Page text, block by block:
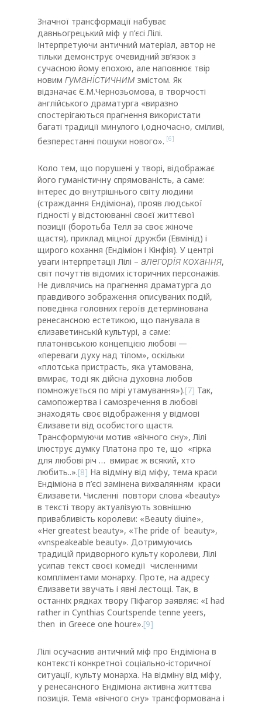
Значної трансформації набуває
давньогрецький міф у п’єсі Лілі.
Інтерпретуючи античний матеріал, автор не
тільки демонструє очевидний зв’язок з
сучасною йому епохою, але наповнює твір
новим гуманістичним змістом. Як
відзначає Є.М.Чернозьомова, в творчості
англійського драматурга «виразно
спостерігаються прагнення використати
багаті традиції минулого і,одночасно, сміливі,
безперестанні пошуки нового». [6]
Коло тем, що порушені у творі, відображає
його гуманістичну спрямованість, а саме:
інтерес до внутрішнього світу людини
(страждання Ендіміона), прояв людської
гідності у відстоюванні своєї життєвої
позиції (боротьба Телл за своє жіноче
щастя), приклад міцної дружби (Евмінід) і
щирого кохання (Ендіміон і Кінфія). У центрі
уваги інтерпретації Лілі – алегорія кохання,
світ почуттів відомих історичних персонажів.
Не дивлячись на прагнення драматурга до
правдивого зображення описуваних подій,
поведінка головних героїв детермінована
ренесансною естетикою, що панувала в
єлизаветинській культурі, а саме:
платонівською концепцією любові —
«переваги духу над тілом», оскільки
«плотська пристрасть, яка утамована,
вмирає, тоді як дійсна духовна любов
помножується по мірі утамування»).[7] Так,
самопожертва і самозречення в любові
знаходять своє відображення у відмові
Єлизавети від особистого щастя.
Трансформуючи мотив «вічного сну», Лілі
ілюструє думку Платона про те, що «гірка
для любові річ … вмирає ж всякий, хто
любить..».[8] На відміну від міфу, тема краси
Ендіміона в п’єсі замінена вихвалянням краси
Єлизавети. Численні повтори слова «beauty»
в тексті твору актуалізують зовнішню
привабливість королеви: «Beauty diuine»,
«Her greatest beauty», «The pride of beauty»,
«vnspeakeable beauty». Дотримуючись
традицій придворного культу королеви, Лілі
усипав текст своєї комедії численними
компліментами монарху. Проте, на адресу
Єлизавети звучать і явні лестощі. Так, в
останніх рядках твору Піфагор заявляє: «I had
rather in Cynthias Courtspende tenne yeers,
then in Greece one houre».[9]
Лілі осучаснив античний міф про Ендіміона в
контексті конкретної соціально-історичної
ситуації, культу монарха. На відміну від міфу,
у ренесансного Ендіміона активна життєва
позиція. Тема «вічного сну» трансформована і